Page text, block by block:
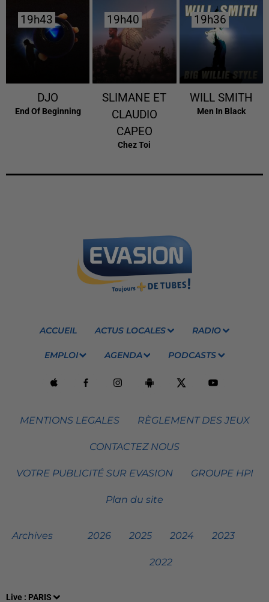
Live : PARIS
19h43
19h43
DJO
End Of Beginning
19h40
19h40
SLIMANE ET
CLAUDIO
CAPEO
Chez Toi
19h36
19h36
WILL SMITH
Men In Black
ACCUEIL ACTUS LOCALES RADIO
EMPLOI AGENDA PODCASTS
MENTIONS LEGALES RÈGLEMENT DES JEUX
CONTACTEZ NOUS
VOTRE PUBLICITÉ SUR EVASION GROUPE HPI
Plan du site
Archives 2026 2025 2024 2023
2022